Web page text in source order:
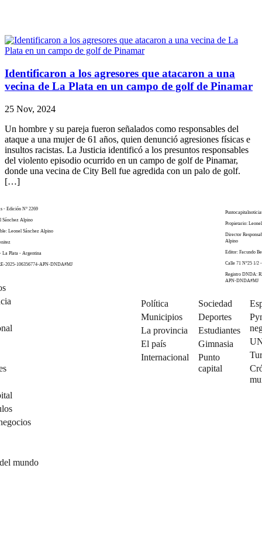
Identificaron a los agresores que atacaron a una
vecina de La Plata en un campo de golf de Pinamar
25 Nov, 2024
Un hombre y su pareja fueron señalados como responsables del
ataque a una mujer de 61 años, quien denunció agresiones físicas e
insultos racistas. La Justicia identificó a los presuntos responsables
del violento episodio ocurrido en un campo de golf de Pinamar,
donde una vecina de City Bell fue agredida con un palo de golf.
[…]
- Edición N° 2269
Sánchez Alpino
Leonel Sánchez Alpino
La Plata - Argentina
2025-106356774-APN-DNDA#MJ
mundo
Propietario:
Director
Alpino
Editor: Facundo
Calle 71 N°25 1/2
Registro DNDA:
APN-DNDA#MJ
Política
Municipios
La provincia
El país
Internacional
Sociedad
Deportes
Estudiantes
Gimnasia
Punto
capital